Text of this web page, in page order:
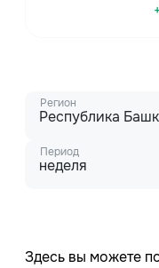
Регион
Республика
Период
неделя
Здесь вы можете